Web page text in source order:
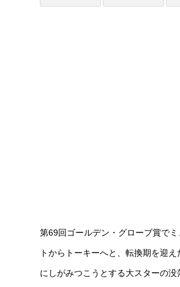
第69回ゴールデン・グローブ賞で
トからトーキーへと、転換期を迎
にしがみつこうとする大スターの